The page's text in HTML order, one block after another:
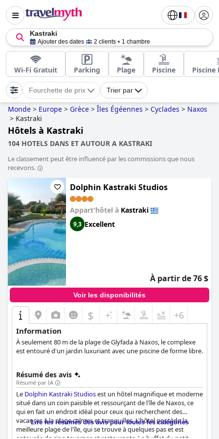
Kastraki
Ajouter des dates 2 clients 1 chambre
Wi-Fi Gratuit Parking Plage Piscine Piscine
Fourchette de prix Trier par
Monde > Europe > Grèce > Îles Égéennes > Cyclades > Naxos
> Kastraki
Hôtels à Kastraki
104 HOTELS DANS ET AUTOUR A KASTRAKI
Le classement peut être influencé par les commissions que nous
recevons.
Dolphin Kastraki Studios
Appart'hôtel à Kastraki
9,3 Excellent
À partir de 76 $
Voir les disponibilités
$ +6
Information
À seulement 80 m de la plage de Glyfada à Naxos, le complexe
est entouré d'un jardin luxuriant avec une piscine de forme libre.
Résumé des avis
Résumé par IA
Le Dolphin Kastraki Studiosest un hôtel magnifique et moderne
situé dans un coin paisible et ressourçant de l'île de Naxos, ce
qui en fait un endroit idéal pour ceux qui recherchent des
vacances à la plage calmes et tranquilles. L'hôtel possède la
meilleure plage de l'île, qui se trouve à quelques pas et est
Lire les résumés des avis pour toutes les catégories